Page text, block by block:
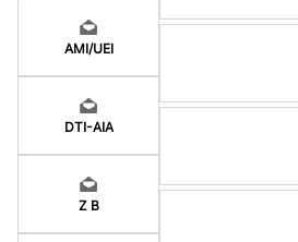
AMI/UEI
DTI-AIA
Z B